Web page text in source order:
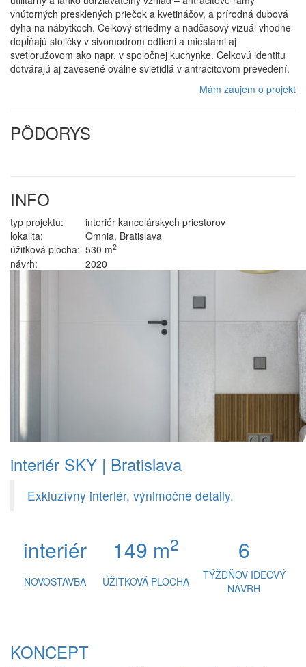
vnútorných presklených priečok a kvetináčov, a prírodná dubová
dyha na nábytkoch. Celkový striedmy a nadčasový vizuál vhodne
dopĺňajú stoličky v sivomodrom odtieni a miestami aj
svetloružovom ako napr. v spoločnej kuchynke. Celkovú identitu
dotvárajú aj zavesené oválne svietidlá v antracitovom prevedení.
Mám záujem o projekt
PÔDORYS
INFO
typ projektu:
interiér kancelárskych priestorov
lokalita:
Omnia, Bratislava
úžitková plocha: 530 m2
návrh: 2020
interiér SKY | Bratislava
Exkluzívny interiér, výnimočné detaily.
interiér 149 m2 6
NOVOSTAVBA ÚŽITKOVÁ PLOCHA
TÝŽDŇOV IDEOVÝ
NÁVRH
KONCEPT